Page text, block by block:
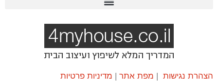
הצהרת נגישות | מפת אתר | מדיניות פרטיות